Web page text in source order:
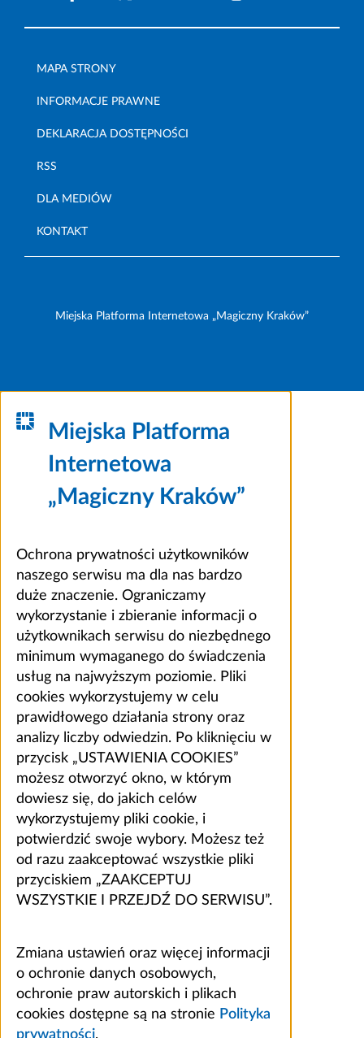
MAPA STRONY
INFORMACJE PRAWNE
DEKLARACJA DOSTĘPNOŚCI
RSS
DLA MEDIÓW
KONTAKT
Miejska Platforma Internetowa „Magiczny Kraków”
Miejska Platforma
Internetowa
„Magiczny Kraków”
Ochrona prywatności użytkowników
naszego serwisu ma dla nas bardzo
duże znaczenie. Ograniczamy
wykorzystanie i zbieranie informacji o
użytkownikach serwisu do niezbędnego
minimum wymaganego do świadczenia
usług na najwyższym poziomie. Pliki
cookies wykorzystujemy w celu
prawidłowego działania strony oraz
analizy liczby odwiedzin. Po kliknięciu w
przycisk „USTAWIENIA COOKIES”
możesz otworzyć okno, w którym
dowiesz się, do jakich celów
wykorzystujemy pliki cookie, i
potwierdzić swoje wybory. Możesz też
od razu zaakceptować wszystkie pliki
przyciskiem „ZAAKCEPTUJ
WSZYSTKIE I PRZEJDŹ DO SERWISU”.
Zmiana ustawień oraz więcej informacji
o ochronie danych osobowych,
ochronie praw autorskich i plikach
cookies dostępne są na stronie Polityka
prywatności.